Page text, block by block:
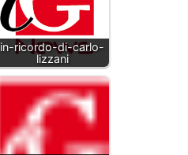
in-ricordo-di-carlo-
lizzani